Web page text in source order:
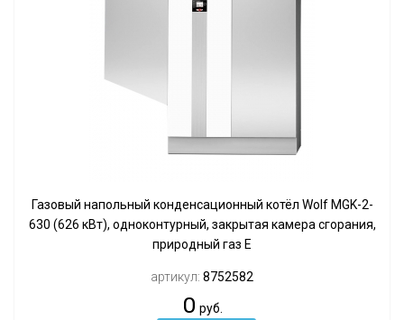
Газовый напольный конденсационный котёл Wolf MGK-2-
630 (626 кВт), одноконтурный, закрытая камера сгорания,
природный газ Е
артикул: 8752582
0 руб.